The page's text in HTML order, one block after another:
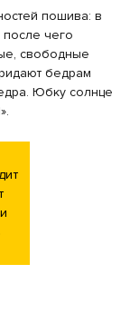
пошива: в
после чего
свободные
бедрам
Юбку солнце